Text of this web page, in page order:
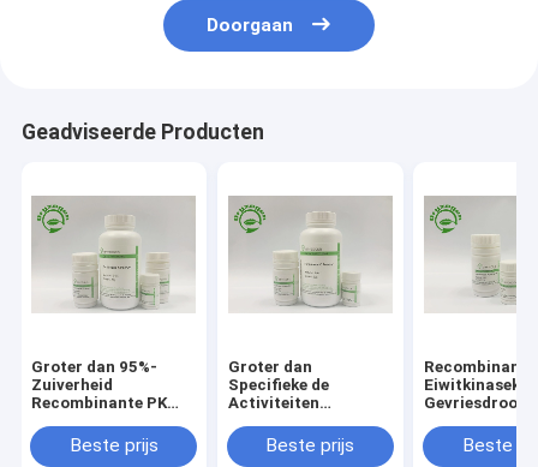
Doorgaan
Geadviseerde Producten
Groter dan 95%-
Zuiverheid
Recombinante PK
Nucleic
Zuuropsporing
Beste prijs
Groter dan
Specifieke de
Activiteiten
Proteïnase K van 40
U/MgP voor DNA-
Beste prijs
Recombinant
Eiwitkinasek
Gevriesdroogd
3.4.21.14
Beste